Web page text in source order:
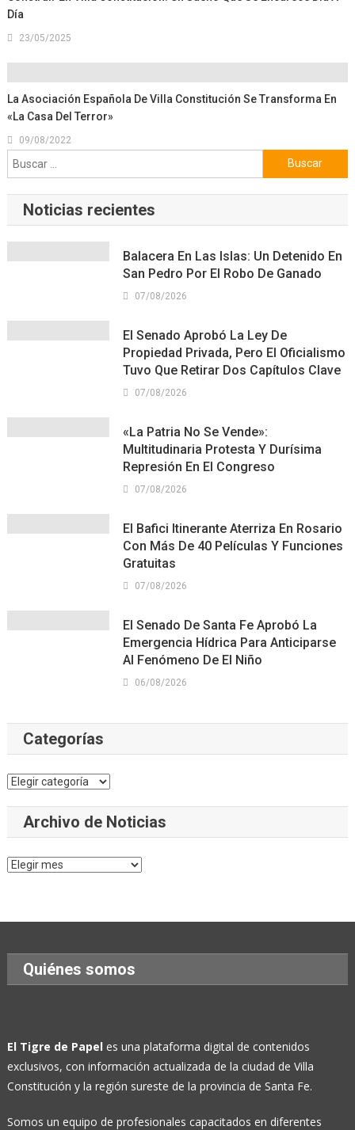
Día
23/05/2025
La Asociación Española De Villa Constitución Se Transforma En
«La Casa Del Terror»
09/08/2022
Buscar:
Noticias recientes
Balacera En Las Islas: Un Detenido En
San Pedro Por El Robo De Ganado
07/08/2026
El Senado Aprobó La Ley De
Propiedad Privada, Pero El Oficialismo
Tuvo Que Retirar Dos Capítulos Clave
07/08/2026
«La Patria No Se Vende»:
Multitudinaria Protesta Y Durísima
Represión En El Congreso
07/08/2026
El Bafici Itinerante Aterriza En Rosario
Con Más De 40 Películas Y Funciones
Gratuitas
07/08/2026
El Senado De Santa Fe Aprobó La
Emergencia Hídrica Para Anticiparse
Al Fenómeno De El Niño
06/08/2026
Categorías
Categorías
Archivo de Noticias
Archivo
Quiénes somos
El Tigre de Papel es una plataforma digital de contenidos
exclusivos, con información actualizada de la ciudad de Villa
Constitución y la región sureste de la provincia de Santa Fe.
Somos un equipo de profesionales capacitados en diferentes